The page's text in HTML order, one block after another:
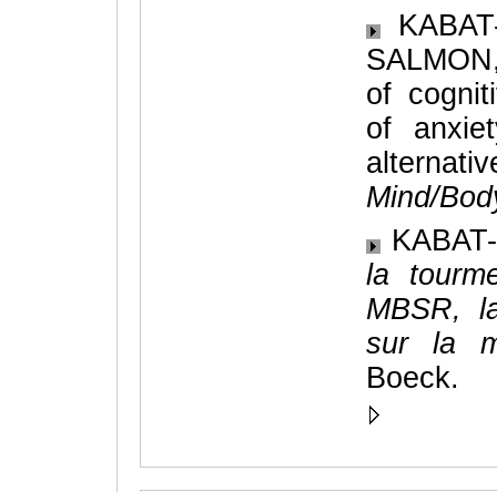
of
of
Mind/
la
MBSR,
sur la
Boeck.